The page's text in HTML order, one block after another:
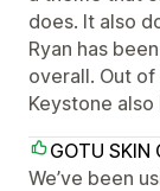
does. It also
Ryan has
overall. Out
Keystone
GOTU SKIN
We’ve been